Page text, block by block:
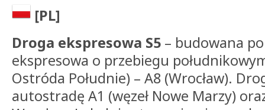
[PL]
Droga ekspresowa S5 – budowana
ekspresowa o przebiegu
Ostróda Południe) – A8 (Wrocław).
autostradę A1 (węzeł Nowe Marzy)